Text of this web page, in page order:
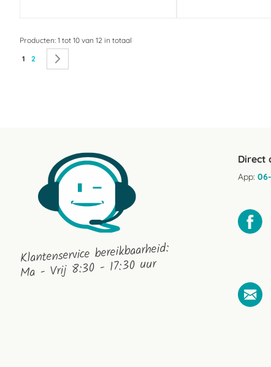
Producten: 1 tot 10 van 12 in totaal
Pagina
U lees momenteel pagina
1 Pagina
2
Klantenservice bereikbaarheid:
Ma - Vrij 8:30 - 17:30 uur
Direct
App: